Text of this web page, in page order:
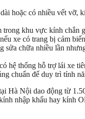
hoặc có nhiều vết vỡ,
trong khu vực kính chắn
xe có trang bị cảm
sửa chữa nhiều lần
hệ thống hỗ trợ lái xe
chuẩn để duy trì tính
Hà Nội dao động từ
nhập khẩu hay kính